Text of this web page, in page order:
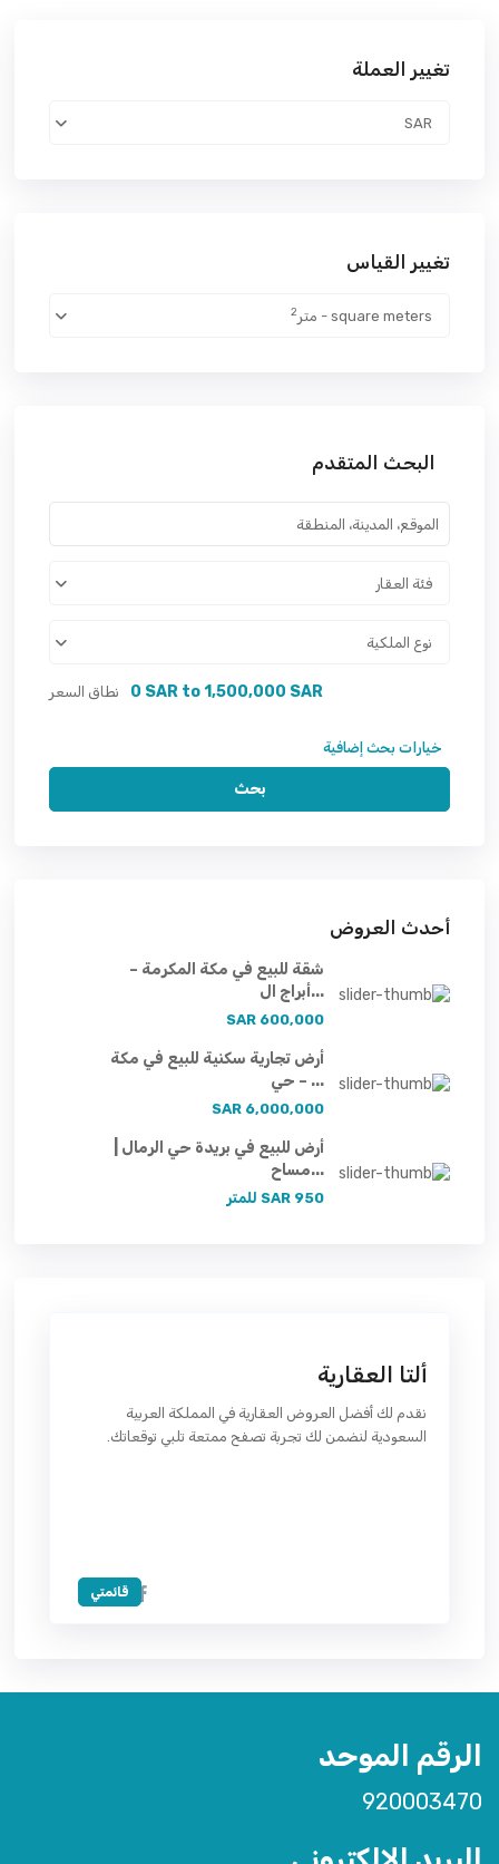
تغيير العملة
SAR
تغيير القياس
square meters - متر 2
البحث المتقدم
فئة العقار
نوع الملكية
نطاق السعر 0 SAR to 1,500,000 SAR
خيارات بحث إضافية
بحث
أحدث العروض
شقة للبيع في مكة المكرمة –
أبراج ال...
600,000 SAR
أرض تجارية سكنية للبيع في مكة
– حي ...
6,000,000 SAR
أرض للبيع في بريدة حي الرمال |
مساح...
950 SAR للمتر
ألتا العقارية
نقدم لك أفضل العروض العقارية في المملكة العربية
السعودية لنضمن لك تجربة تصفح ممتعة تلبي توقعاتك.
قائمتي
الرقم الموحد
920003470